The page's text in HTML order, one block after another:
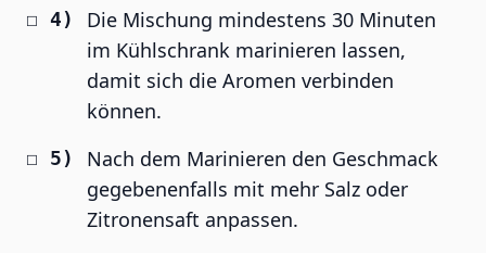
Die Mischung mindestens 30 Minuten
im Kühlschrank marinieren lassen,
damit sich die Aromen verbinden
können.
Nach dem Marinieren den Geschmack
gegebenenfalls mit mehr Salz oder
Zitronensaft anpassen.